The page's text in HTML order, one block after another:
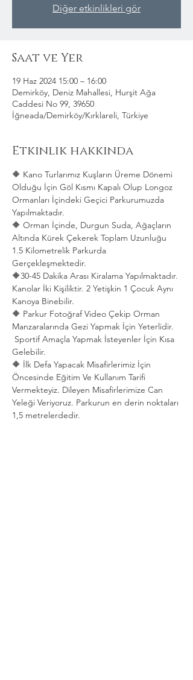
Diğer etkinlikleri gör
Saat ve Yer
19 Haz 2024 15:00 – 16:00
Demirköy, Deniz Mahallesi, Hurşit Ağa
Caddesi No 99, 39650
İğneada/Demirköy/Kırklareli, Türkiye
Etkinlik hakkında
🔶 Kano Turlarımız Kuşların Üreme Dönemi
Olduğu İçin Göl Kısmı Kapalı Olup Longoz
Ormanları İçindeki Geçici Parkurumuzda
Yapılmaktadır.
🔶 Orman İçinde, Durgun Suda, Ağaçların
Altında Kürek Çekerek Toplam Uzunluğu
1.5 Kilometrelik Parkurda
Gerçekleşmektedir.
🔶30-45 Dakika Arası Kiralama Yapılmaktadır.
Kanolar İki Kişiliktir. 2 Yetişkin 1 Çocuk Aynı
Kanoya Binebilir.
🔶 Parkur Fotoğraf Video Çekip Orman
Manzaralarında Gezi Yapmak İçin Yeterlidir.
Sportif Amaçla Yapmak İsteyenler İçin Kısa
Gelebilir.
🔶 İlk Defa Yapacak Misafirlerimiz İçin
Öncesinde Eğitim Ve Kullanım Tarifi
Vermekteyiz. Dileyen Misafirlerimize Can
Yeleği Veriyoruz. Parkurun en derin noktaları
1,5 metrelerdedir.